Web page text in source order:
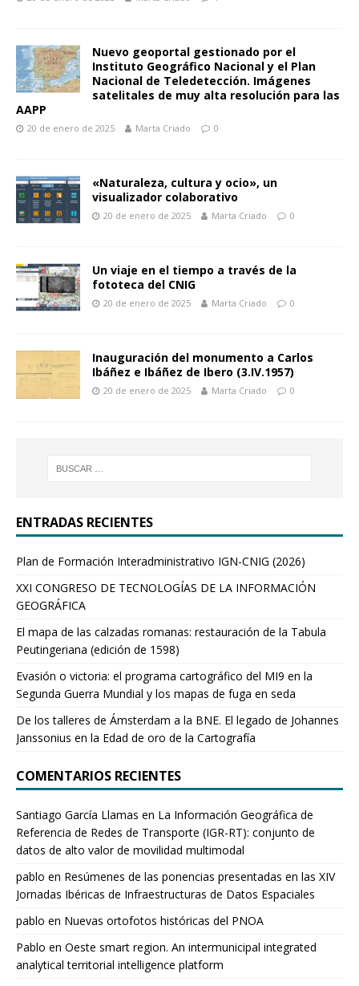
Nuevo geoportal gestionado por el
Instituto Geográfico Nacional y el Plan
Nacional de Teledetección. Imágenes
satelitales de muy alta resolución para las
AAPP
20 de enero de 2025 Marta Criado 0
«Naturaleza, cultura y ocio», un
visualizador colaborativo
20 de enero de 2025 Marta Criado 0
Un viaje en el tiempo a través de la
fototeca del CNIG
20 de enero de 2025 Marta Criado 0
Inauguración del monumento a Carlos
Ibáñez e Ibáñez de Ibero (3.IV.1957)
20 de enero de 2025 Marta Criado 0
ENTRADAS RECIENTES
Plan de Formación Interadministrativo IGN-CNIG (2026)
XXI CONGRESO DE TECNOLOGÍAS DE LA INFORMACIÓN
GEOGRÁFICA
El mapa de las calzadas romanas: restauración de la Tabula
Peutingeriana (edición de 1598)
Evasión o victoria: el programa cartográfico del MI9 en la
Segunda Guerra Mundial y los mapas de fuga en seda
De los talleres de Ámsterdam a la BNE. El legado de Johannes
Janssonius en la Edad de oro de la Cartografía
COMENTARIOS RECIENTES
Santiago García Llamas en La Información Geográfica de
Referencia de Redes de Transporte (IGR-RT): conjunto de
datos de alto valor de movilidad multimodal
pablo en Resúmenes de las ponencias presentadas en las XIV
Jornadas Ibéricas de Infraestructuras de Datos Espaciales
pablo en Nuevas ortofotos históricas del PNOA
Pablo en Oeste smart region. An intermunicipal integrated
analytical territorial intelligence platform